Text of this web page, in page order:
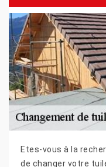
Etes-vous à la
de changer votre